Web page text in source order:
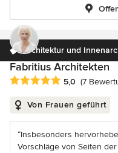
Architektur und
Fabritius Architekten
Durchschnittliche
5,0 (7
Von Frauen geführt
“Insbesonders
Vorschläge von Seiten